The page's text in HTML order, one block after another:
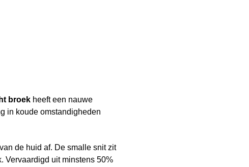
broek heeft een nauwe
in koude omstandigheden
de huid af. De smalle snit zit
Vervaardigd uit minstens 50%